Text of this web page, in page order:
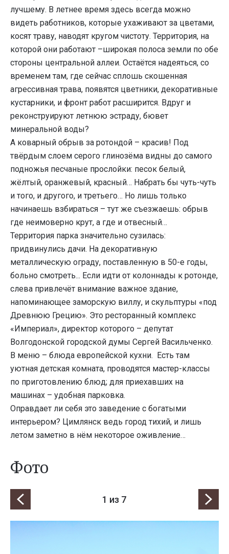
лучшему. В летнее время здесь всегда можно
видеть работников, которые ухаживают за цветами,
косят траву, наводят кругом чистоту. Территория, на
которой они работают –широкая полоса земли по обе
стороны центральной аллеи. Остаётся надеяться, со
временем там, где сейчас сплошь скошенная
агрессивная трава, появятся цветники, декоративные
кустарники, и фронт работ расширится. Вдруг и
реконструируют летнюю эстраду, бювет
минеральной воды?
А коварный обрыв за ротондой – красив! Под
твёрдым слоем серого глинозёма видны до самого
подножья песчаные прослойки: песок белый,
жёлтый, оранжевый, красный… Набрать бы чуть-чуть
и того, и другого, и третьего… Но лишь только
начинаешь взбираться – тут же съезжаешь: обрыв
где неимоверно крут, а где и отвесный…
Территория парка значительно сузилась:
придвинулись дачи. На декоративную
металлическую ограду, поставленную в 50-е годы,
больно смотреть... Если идти от колоннады к ротонде,
слева привлечёт внимание важное здание,
напоминающее заморскую виллу, и скульптуры «под
Древнюю Грецию». Это ресторанный комплекс
«Империал», директор которого – депутат
Волгодонской городской думы Сергей Васильченко.
В меню – блюда европейской кухни. Есть там
уютная детская комната, проводятся мастер-классы
по приготовлению блюд; для приехавших на
машинах – удобная парковка.
Оправдает ли себя это заведение с богатыми
интерьером? Цимлянск ведь город тихий, и лишь
летом заметно в нём некоторое оживление…
Фото
1 из 7